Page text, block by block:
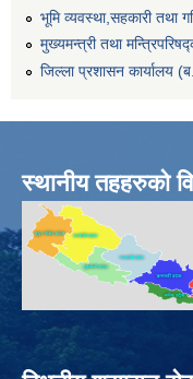
भूमि व्यवस्था,सहकारी तथा
मुख्यमन्त्री तथा
जिल्ला प्रशासन कार्यालय
स्थानीय तहहरुको